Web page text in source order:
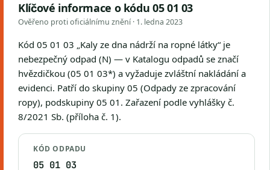
Klíčové informace o kódu 05 01 03
Ověřeno proti oficiálnímu znění · 1. ledna 2023
Kód 05 01 03 „Kaly ze dna nádrží na ropné látky“ je
nebezpečný odpad (N) — v Katalogu odpadů se značí
hvězdičkou (05 01 03*) a vyžaduje zvláštní nakládání a
evidenci. Patří do skupiny 05 (Odpady ze zpracování
ropy), podskupiny 05 01. Zařazení podle vyhlášky č.
8/2021 Sb. (příloha č. 1).
KÓD ODPADU
05 01 03